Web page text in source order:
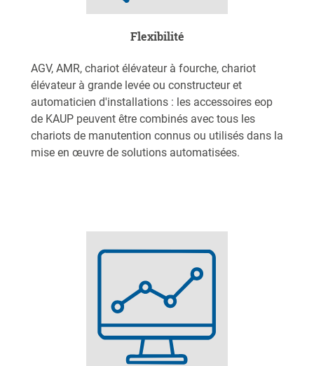
Flexibilité
AGV, AMR, chariot élévateur à fourche, chariot
élévateur à grande levée ou constructeur et
automaticien d'installations : les accessoires eop
de KAUP peuvent être combinés avec tous les
chariots de manutention connus ou utilisés dans la
mise en œuvre de solutions automatisées.